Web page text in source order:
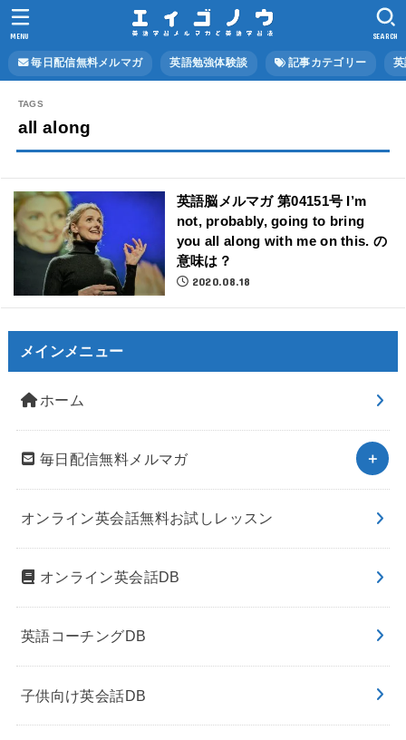
毎日配信無料メルマガ 英語勉強体験談 記事カテゴリー
SEARCH
MENU
all along
英語脳メルマガ 第04151号 I’m
not, probably, going to bring
you all along with me on this. の
意味は？
2020.08.18
メインメニュー
ホーム
毎日配信無料メルマガ
オンライン英会話無料お試しレッスン
オンライン英会話DB
英語コーチングDB
子供向け英会話DB